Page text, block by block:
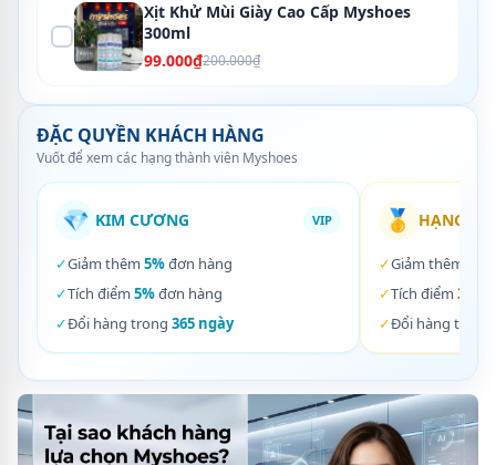
Xịt Khử Mùi Giày Cao Cấp Myshoes
300ml
99.000₫200.000₫
ĐẶC QUYỀN KHÁCH HÀNG
Vuốt để xem các hạng thành viên Myshoes
💎 KIM CƯƠNG VIP
✓Giảm thêm 5%đơn hàng
✓Tích điểm 5%đơn hàng
✓Đổi hàng trong 365 ngày
🥇 HẠNG
✓Giảm thêm
✓Tích điểm 3%
✓Đổi hàng trong